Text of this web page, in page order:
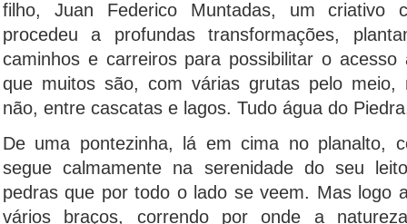
filho, Juan Federico Muntadas, um criativo
procedeu a profundas transformações,
caminhos e carreiros para possibilitar o
que muitos são, com várias grutas pelo meio,
não, entre cascatas e lagos. Tudo água do
De uma pontezinha, lá em cima no planalto,
segue calmamente na serenidade do seu
pedras que por todo o lado se veem. Mas logo
vários braços, correndo por onde a